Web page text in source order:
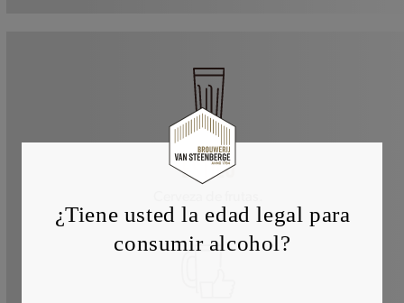
ESTILO
¿Tiene usted la edad legal para
consumir alcohol?